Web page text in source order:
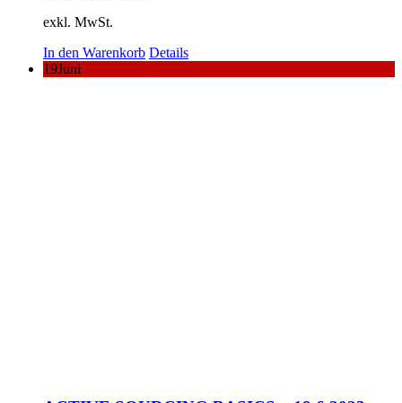
exkl. MwSt.
In den Warenkorb Details
19Juni